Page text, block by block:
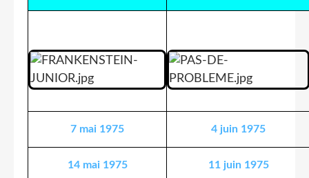
7 mai 1975 4 juin 1975
14 mai 1975 11 juin 1975